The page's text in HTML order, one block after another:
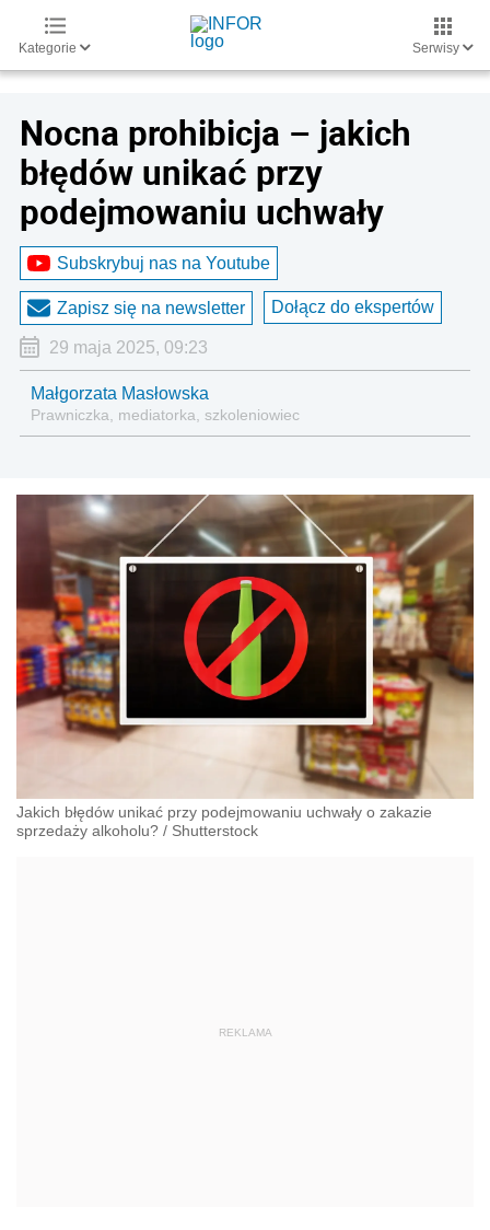
Kategorie Serwisy
Nocna prohibicja – jakich
błędów unikać przy
podejmowaniu uchwały
Subskrybuj nas na Youtube
Zapisz się na newsletter Dołącz do ekspertów
29 maja 2025, 09:23
Małgorzata Masłowska
Prawniczka, mediatorka, szkoleniowiec
Jakich błędów unikać przy podejmowaniu uchwały o zakazie
sprzedaży alkoholu? / Shutterstock